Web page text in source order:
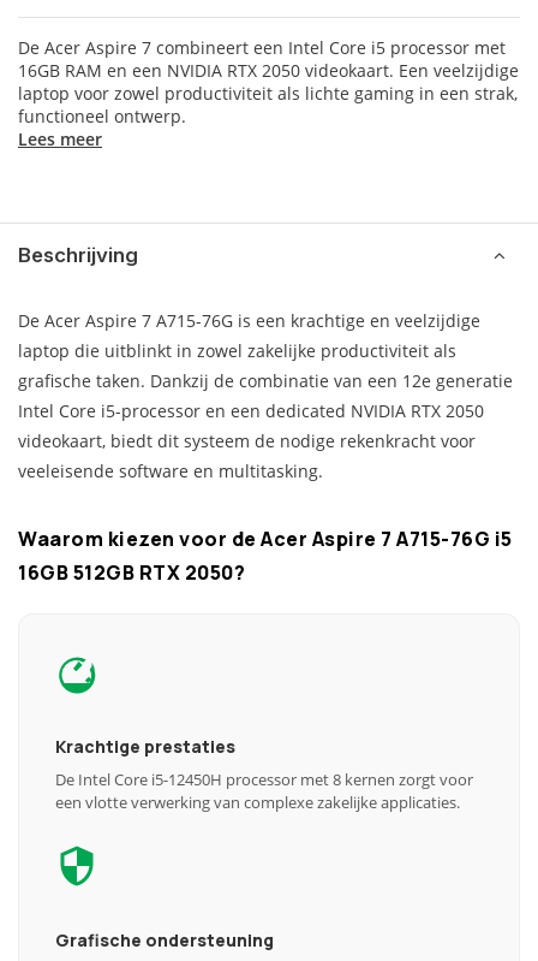
De Acer Aspire 7 combineert een Intel Core i5 processor met
16GB RAM en een NVIDIA RTX 2050 videokaart. Een veelzijdige
laptop voor zowel productiviteit als lichte gaming in een strak,
functioneel ontwerp.
Lees meer
Beschrijving
De Acer Aspire 7 A715-76G is een krachtige en veelzijdige
laptop die uitblinkt in zowel zakelijke productiviteit als
grafische taken. Dankzij de combinatie van een 12e generatie
Intel Core i5-processor en een dedicated NVIDIA RTX 2050
videokaart, biedt dit systeem de nodige rekenkracht voor
veeleisende software en multitasking.
Waarom kiezen voor de Acer Aspire 7 A715-76G i5
16GB 512GB RTX 2050?
Krachtige prestaties
De Intel Core i5-12450H processor met 8 kernen zorgt voor
een vlotte verwerking van complexe zakelijke applicaties.
Grafische ondersteuning